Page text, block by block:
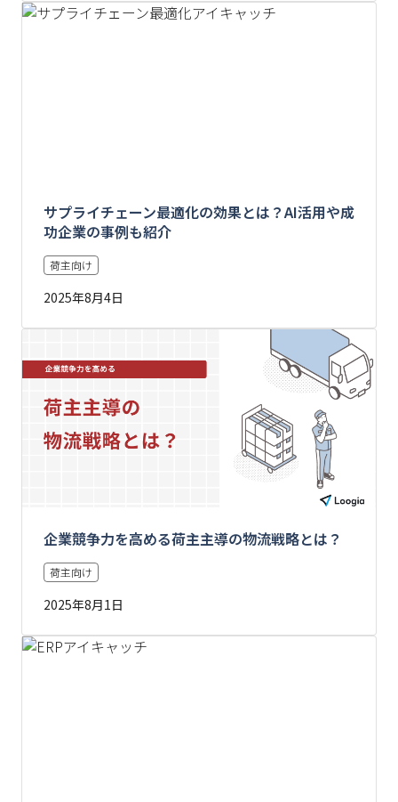
サプライチェーン最適化の効果とは？AI活用や成
功企業の事例も紹介
荷主向け
2025年8月4日
企業競争力を高める荷主主導の物流戦略とは？
荷主向け
2025年8月1日